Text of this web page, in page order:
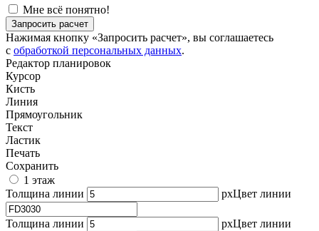
Мне всё понятно!
Запросить расчет
Нажимая кнопку «Запросить расчет», вы соглашаетесь
с обработкой персональных данных.
Редактор планировок
Курсор
Кисть
Линия
Прямоугольник
Текст
Ластик
Печать
Сохранить
1 этаж
Толщина линии
pxЦвет линии
Толщина линии pxЦвет линии